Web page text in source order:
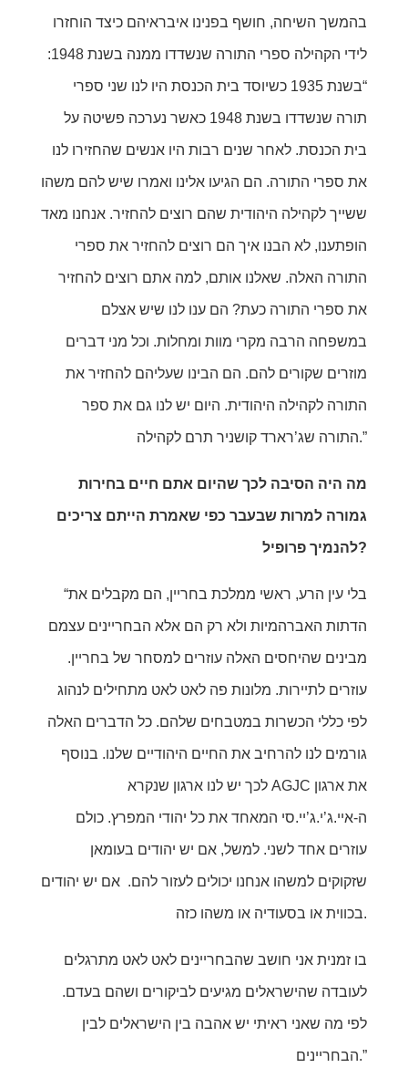
בהמשך השיחה, חושף בפנינו איבראיהם כיצד הוחזרו
לידי הקהילה ספרי התורה שנשדדו ממנה בשנת 1948:
“בשנת 1935 כשיוסד בית הכנסת היו לנו שני ספרי
תורה שנשדדו בשנת 1948 כאשר נערכה פשיטה על
בית הכנסת. לאחר שנים רבות היו אנשים שהחזירו לנו
את ספרי התורה. הם הגיעו אלינו ואמרו שיש להם משהו
ששייך לקהילה היהודית שהם רוצים להחזיר. אנחנו מאד
הופתענו, לא הבנו איך הם רוצים להחזיר את ספרי
התורה האלה. שאלנו אותם, למה אתם רוצים להחזיר
את ספרי התורה כעת? הם ענו לנו שיש אצלם
במשפחה הרבה מקרי מוות ומחלות. וכל מני דברים
מוזרים שקורים להם. הם הבינו שעליהם להחזיר את
התורה לקהילה היהודית. היום יש לנו גם את ספר
התורה שג’רארד קושניר תרם לקהילה.”
מה היה הסיבה לכך שהיום אתם חיים בחירות
גמורה למרות שבעבר כפי שאמרת הייתם צריכים
להנמיך פרופיל?
“בלי עין הרע, ראשי ממלכת בחריין, הם מקבלים את
הדתות האברהמיות ולא רק הם אלא הבחריינים עצמם
מבינים שהיחסים האלה עוזרים למסחר של בחריין.
עוזרים לתיירות. מלונות פה לאט לאט מתחילים לנהוג
לפי כללי הכשרות במטבחים שלהם. כל הדברים האלה
גורמים לנו להרחיב את החיים היהודיים שלנו. בנוסף
לכך יש לנו ארגון שנקרא AGJC את ארגון
ה-איי.ג’י.ג’יי.סי המאחד את כל יהודי המפרץ. כולם
עוזרים אחד לשני. למשל, אם יש יהודים בעומאן
שזקוקים למשהו אנחנו יכולים לעזור להם. אם יש יהודים
בכווית או בסעודיה או משהו כזה.
בו זמנית אני חושב שהבחריינים לאט לאט מתרגלים
לעובדה שהישראלים מגיעים לביקורים ושהם בעדם.
לפי מה שאני ראיתי יש אהבה בין הישראלים לבין
הבחריינים.”